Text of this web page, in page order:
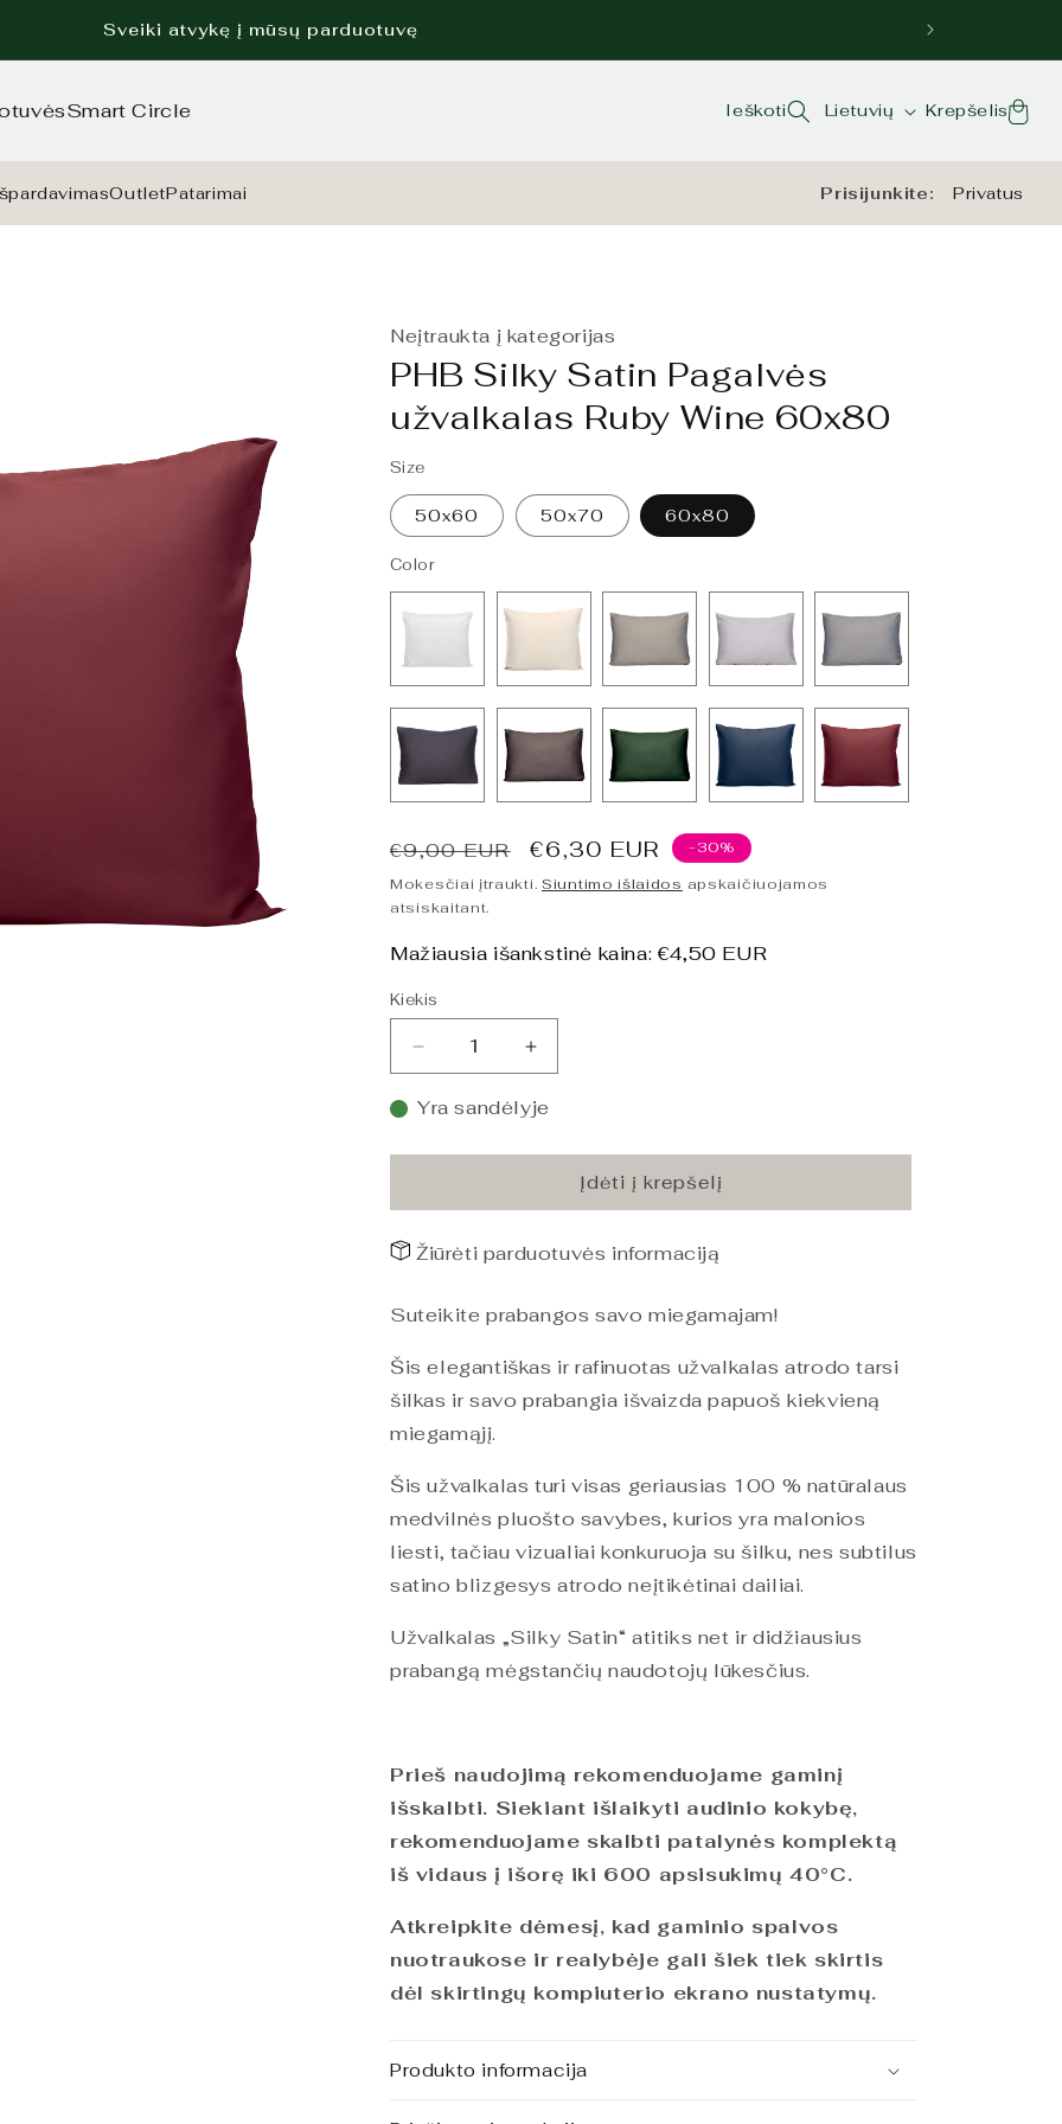
Sveiki atvykę į mūsų parduotuvę
Smart Circle Ieškoti Kalba
Lietuvių Krepšelis
Krepšelis
OutletPatarimai Prisijunkite: Privatus
Neįtraukta į kategorijas
PHB Silky Satin Pagalvės
užvalkalas Ruby Wine 60x80
Size
50x60 50x70 60x80
Color
Įprasta
kaina
€9,00 EUR
Išpardavimo
kaina
€6,30 EUR
-30%
Mokesčiai įtraukti. Siuntimo išlaidos apskaičiuojamos
atsiskaitant.
Mažiausia išankstinė kaina: €4,50 EUR
Kiekis
Sumažinti
PHB
Silky
Pagalvės
Ruby
60x80
Padidinti
PHB
Silky
Pagalvės
užvalkalas
Ruby
60x80
Yra sandėlyje
Įdėti į krepšelį
Žiūrėti parduotuvės informaciją
Suteikite prabangos savo miegamajam!
Šis elegantiškas ir rafinuotas užvalkalas atrodo tarsi
šilkas ir savo prabangia išvaizda papuoš kiekvieną
miegamąjį.
Šis užvalkalas turi visas geriausias 100 % natūralaus
medvilnės pluošto savybes, kurios yra malonios
liesti, tačiau vizualiai konkuruoja su šilku, nes subtilus
satino blizgesys atrodo neįtikėtinai dailiai.
Užvalkalas „Silky Satin“ atitiks net ir didžiausius
prabangą mėgstančių naudotojų lūkesčius.
Prieš naudojimą rekomenduojame gaminį
išskalbti. Siekiant išlaikyti audinio kokybę,
rekomenduojame skalbti patalynės komplektą
iš vidaus į išorę iki 600 apsisukimų 40°C.
Atkreipkite dėmesį, kad gaminio spalvos
nuotraukose ir realybėje gali šiek tiek skirtis
dėl skirtingų kompiuterio ekrano nustatymų.
Produkto informacija